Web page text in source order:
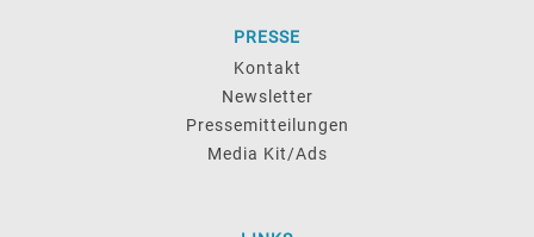
PRESSE
Kontakt
Newsletter
Pressemitteilungen
Media Kit/Ads